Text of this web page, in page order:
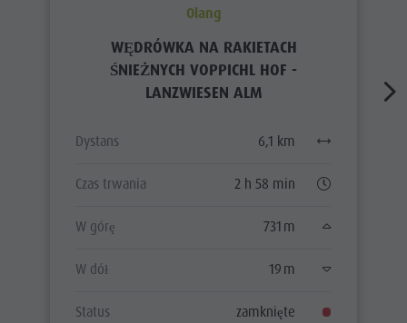
Olang
WĘDRÓWKA NA RAKIETACH
ŚNIEŻNYCH VOPPICHL HOF -
LANZWIESEN ALM
Dystans 6,1 km
Czas trwania 2 h 58 min
W górę 731 m
W dół 19 m
Status zamknięte